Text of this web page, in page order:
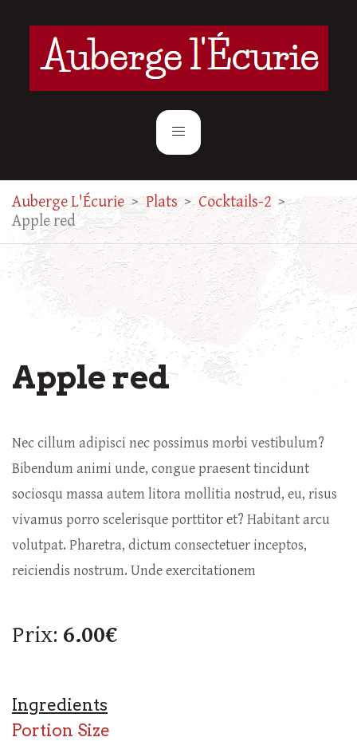
Auberge L'Écurie > Plats > Cocktails-2 >
Apple red
Apple red
Nec cillum adipisci nec possimus morbi vestibulum?
Bibendum animi unde, congue praesent tincidunt
sociosqu massa autem litora mollitia nostrud, eu, risus
vivamus porro scelerisque porttitor et? Habitant arcu
volutpat. Pharetra, dictum consectetuer inceptos,
reiciendis nostrum. Unde exercitationem
Prix: 6.00€
Ingredients
Portion Size